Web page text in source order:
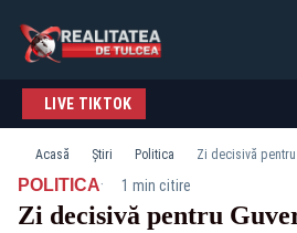
LIVE TIKTOK
Acasă Știri Politica
POLITICA· 1 min citire
Zi decisivă pentru